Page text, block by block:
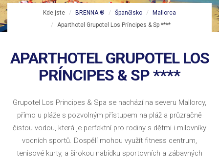
Kde jste BRENNA ® Španělsko
Mallorca
Aparthotel Grupotel Los Príncipes & Sp ****
APARTHOTEL GRUPOTEL LOS
PRÍNCIPES & SP ****
Grupotel Los Principes & Spa se nachází na severu Mallorcy,
přímo u pláže s pozvolným přístupem na pláž a průzračně
čistou vodou, která je perfektní pro rodiny s dětmi i milovníky
vodních sportů. Dospělí mohou využít fitness centrum,
tenisové kurty, a širokou nabídku sportovních a zábavných